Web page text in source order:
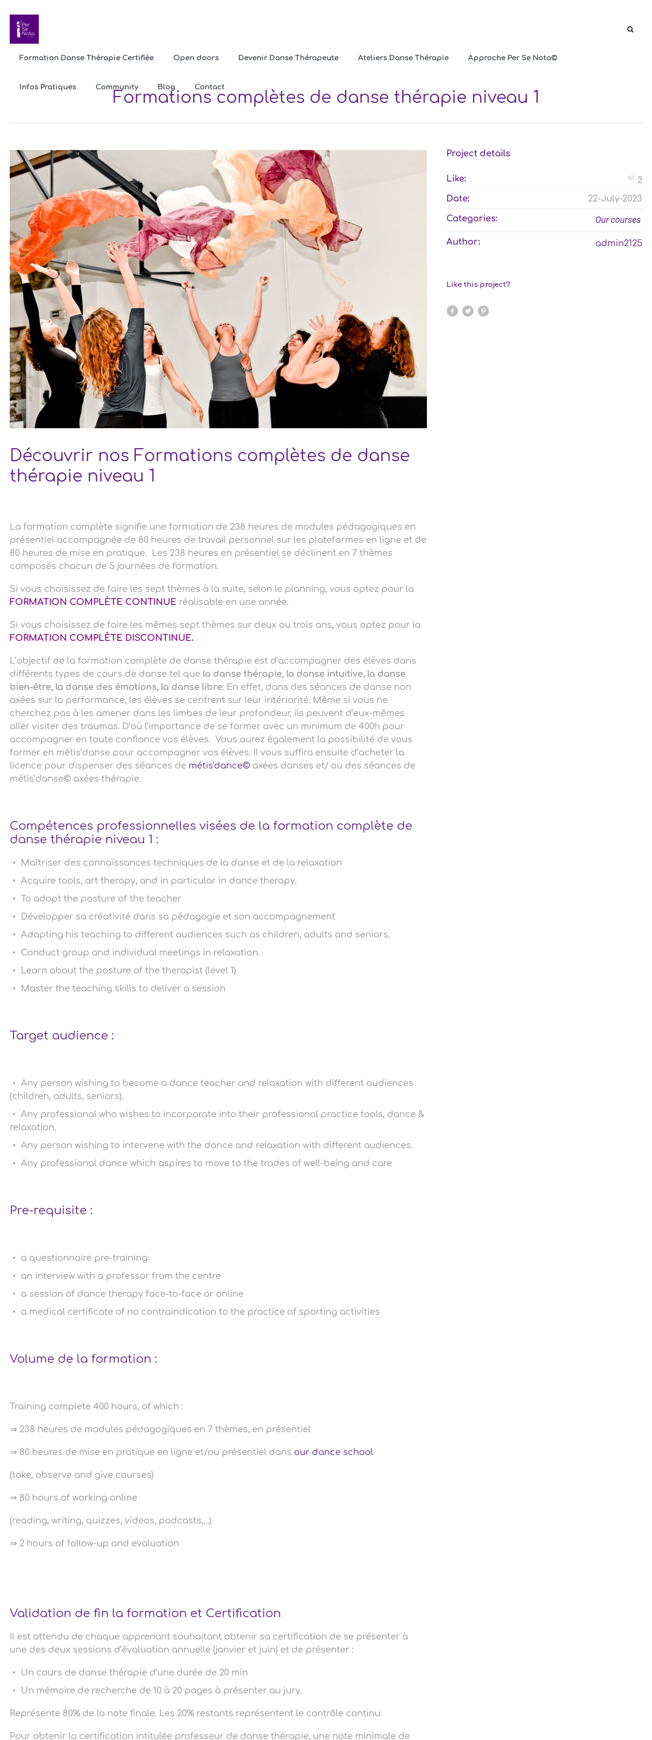
Formation Danse Thérapie Certifiée Open doors Devenir Danse Thérapeute Ateliers Danse Thérapie Approche Per Se Nota©
Infos Pratiques Community Blog Contact
Formations complètes de danse thérapie niveau 1
Découvrir nos Formations complètes de danse
thérapie niveau 1
La formation complète signifie une formation de 238 heures de modules pédagogiques en
présentiel accompagnée de 80 heures de travail personnel sur les plateformes en ligne et de
80 heures de mise en pratique. Les 238 heures en présentiel se déclinent en 7 thèmes
composés chacun de 5 journées de formation.
Si vous choisissez de faire les sept thèmes à la suite, selon le planning, vous optez pour la
FORMATION COMPLÈTE CONTINUE réalisable en une année.
Si vous choisissez de faire les mêmes sept thèmes sur deux ou trois ans, vous optez pour la
FORMATION COMPLÈTE DISCONTINUE.
L’objectif de la formation complète de danse thérapie est d’accompagner des élèves dans
différents types de cours de danse tel que la danse thérapie, la danse intuitive, la danse
bien-être, la danse des émotions, la danse libre. En effet, dans des séances de danse non
axées sur la performance, les élèves se centrent sur leur intériorité. Même si vous ne
cherchez pas à les amener dans les limbes de leur profondeur, ils peuvent d’eux-mêmes
aller visiter des traumas. D’où l’importance de se former avec un minimum de 400h pour
accompagner en toute confiance vos élèves. Vous aurez également la possibilité de vous
former en métis’danse pour accompagner vos élèves. Il vous suffira ensuite d’acheter la
licence pour dispenser des séances de métis'dance© axées danses et/ ou des séances de
métis’danse© axées thérapie.
Compétences professionnelles visées de la formation complète de
danse thérapie niveau 1 :
Maîtriser des connaissances techniques de la danse et de la relaxation
Acquire tools, art therapy, and in particular in dance therapy.
To adopt the posture of the teacher
Développer sa créativité dans sa pédagogie et son accompagnement
Adapting his teaching to different audiences such as children, adults and seniors.
Conduct group and individual meetings in relaxation.
Learn about the posture of the therapist (level 1)
Master the teaching skills to deliver a session
Target audience :
Any person wishing to become a dance teacher and relaxation with different audiences
(children, adults, seniors).
Any professional who wishes to incorporate into their professional practice tools, dance &
relaxation.
Any person wishing to intervene with the dance and relaxation with different audiences.
Any professional dance which aspires to move to the trades of well-being and care
Pre-requisite :
a questionnaire pre-training
an interview with a professor from the centre
a session of dance therapy face-to-face or online
a medical certificate of no contraindication to the practice of sporting activities
Volume de la formation :
Training complete 400 hours, of which :
⇒ 238 heures de modules pédagogiques en 7 thèmes, en présentiel
⇒ 80 heures de mise en pratique en ligne et/ou présentiel dans our dance school
(take, observe and give courses)
⇒ 80 hours of working online
(reading, writing, quizzes, videos, podcasts,...)
⇒ 2 hours of follow-up and evaluation
Validation de fin la formation et Certification
Il est attendu de chaque apprenant souhaitant obtenir sa certification de se présenter à
une des deux sessions d’évaluation annuelle (janvier et juin) et de présenter :
Un cours de danse thérapie d’une durée de 20 min
Un mémoire de recherche de 10 à 20 pages à présenter au jury.
Représente 80% de la note finale. Les 20% restants représentent le contrôle continu.
Pour obtenir la certification intitulée professeur de danse thérapie, une note minimale de
Project details
Like:
2
Date:
22-July-2023
Categories: Our courses
Author: admin2125
Like this project?